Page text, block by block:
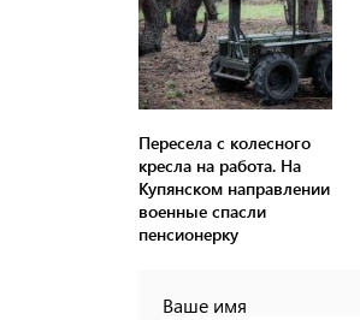
Пересела с колесного
кресла на работа. На
Купянском направлении
военные спасли
пенсионерку
Ваше имя